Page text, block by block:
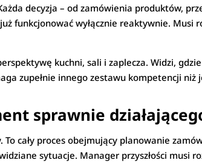
decyzja – od zamówienia produktów,
funkcjonować wyłącznie reaktywnie. Musi
kuchni, sali i zaplecza. Widzi,
zupełnie innego zestawu kompetencji niż
sprawnie
cały proces obejmujący planowanie
sytuacje. Manager przyszłości musi